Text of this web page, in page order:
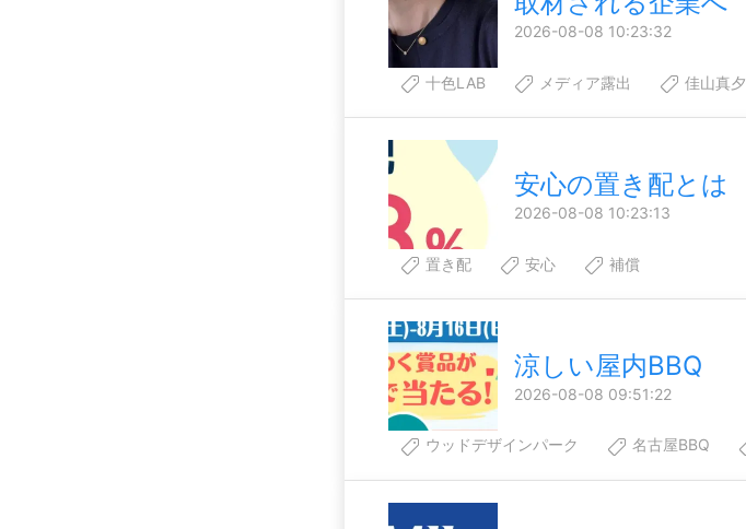
2026-08-08 10:23:32
十色LAB メディア露出 佳山真夕
安心の置き配とは
2026-08-08 10:23:13
置き配 安心 補償
涼しい屋内BBQ
2026-08-08 09:51:22
ウッドデザインパーク 名古屋BBQ